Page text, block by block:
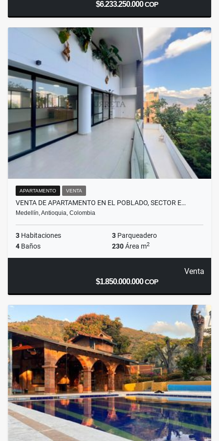
$6.233.250.000COP
APARTAMENTO VENTA
VENTA DE APARTAMENTO EN EL POBLADO, SECTOR E…
Medellín, Antioquia, Colombia
3 Habitaciones 3 Parqueadero
4 Baños 230Área m2
Venta
$1.850.000.000COP